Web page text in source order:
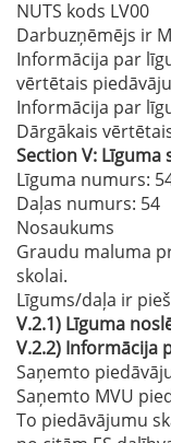
NUTS kods LV00
Darbuzņēmējs ir
Informācija par
vērtētais
Informācija par
Dārgākais
SectionV: Līguma
Līguma numurs:
Daļas numurs: 54
Nosaukums
Graudu maluma
skolai.
Līgums/daļa ir
V.2.1) Līguma
V.2.2) Informācija
Saņemto
Saņemto MVU
To piedāvājumu